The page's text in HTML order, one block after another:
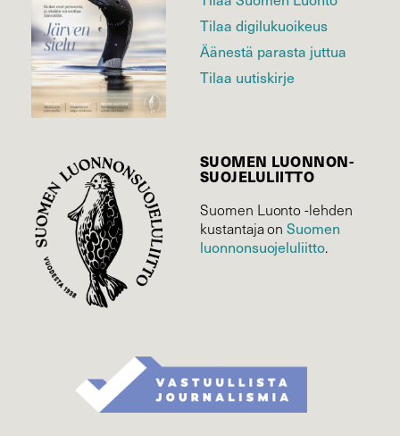
Tilaa digilukuoikeus
Äänestä parasta juttua
Tilaa uutiskirje
SUOMEN LUONNON­
SUOJELU­LIITTO
Suomen Luonto -lehden
kustantaja onSuomen
luonnonsuojelu­liitto.